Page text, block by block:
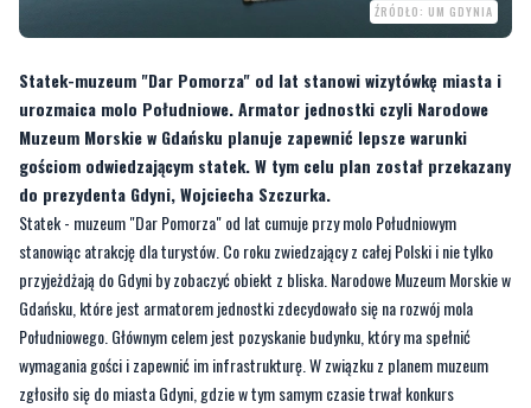
ŹRÓDŁO: UM GDYNIA
Statek-muzeum "Dar Pomorza" od lat stanowi wizytówkę miasta i
urozmaica molo Południowe. Armator jednostki czyli Narodowe
Muzeum Morskie w Gdańsku planuje zapewnić lepsze warunki
gościom odwiedzającym statek. W tym celu plan został przekazany
do prezydenta Gdyni, Wojciecha Szczurka.
Statek - muzeum "Dar Pomorza" od lat cumuje przy molo Południowym
stanowiąc atrakcję dla turystów. Co roku zwiedzający z całej Polski i nie tylko
przyjeżdżają do Gdyni by zobaczyć obiekt z bliska. Narodowe Muzeum Morskie w
Gdańsku, które jest armatorem jednostki zdecydowało się na rozwój mola
Południowego. Głównym celem jest pozyskanie budynku, który ma spełnić
wymagania gości i zapewnić im infrastrukturę. W związku z planem muzeum
zgłosiło się do miasta Gdyni, gdzie w tym samym czasie trwał konkurs